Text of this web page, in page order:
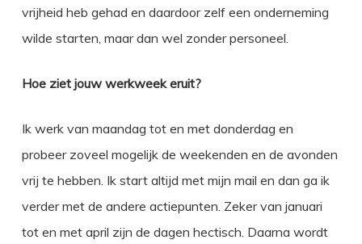
vrijheid heb gehad en daardoor zelf een onderneming
wilde starten, maar dan wel zonder personeel.
Hoe ziet jouw werkweek eruit?
Ik werk van maandag tot en met donderdag en
probeer zoveel mogelijk de weekenden en de avonden
vrij te hebben. Ik start altijd met mijn mail en dan ga ik
verder met de andere actiepunten. Zeker van januari
tot en met april zijn de dagen hectisch. Daarna wordt